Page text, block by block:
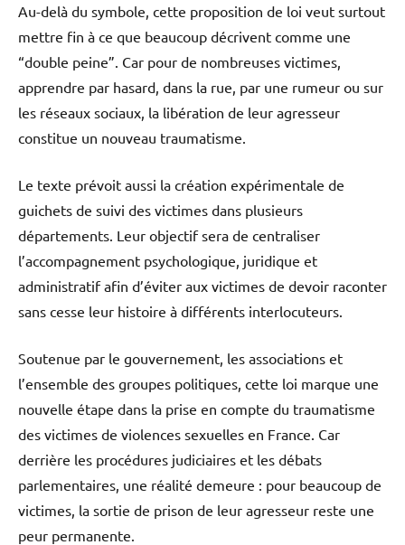
Au-delà du symbole, cette proposition de loi veut surtout
mettre fin à ce que beaucoup décrivent comme une
“double peine”. Car pour de nombreuses victimes,
apprendre par hasard, dans la rue, par une rumeur ou sur
les réseaux sociaux, la libération de leur agresseur
constitue un nouveau traumatisme.
Le texte prévoit aussi la création expérimentale de
guichets de suivi des victimes dans plusieurs
départements. Leur objectif sera de centraliser
l’accompagnement psychologique, juridique et
administratif afin d’éviter aux victimes de devoir raconter
sans cesse leur histoire à différents interlocuteurs.
Soutenue par le gouvernement, les associations et
l’ensemble des groupes politiques, cette loi marque une
nouvelle étape dans la prise en compte du traumatisme
des victimes de violences sexuelles en France. Car
derrière les procédures judiciaires et les débats
parlementaires, une réalité demeure : pour beaucoup de
victimes, la sortie de prison de leur agresseur reste une
peur permanente.